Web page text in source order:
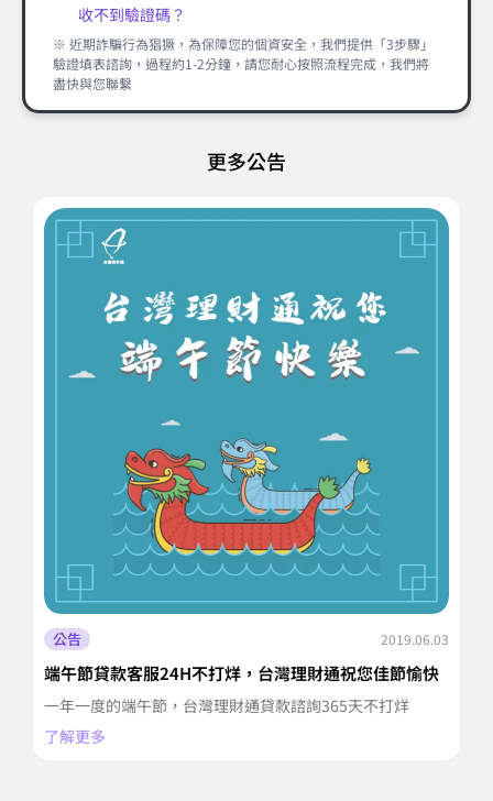
收不到驗證碼？
※ 近期詐騙行為猖獗，為保障您的個資安全，我們提供「3步驟」
驗證填表諮詢，過程約1-2分鐘，請您耐心按照流程完成，我們將
盡快與您聯繫
更多公告
公告 2019.06.03
端午節貸款客服24H不打烊，台灣理財通祝您佳節愉快
一年一度的端午節，台灣理財通貸款諮詢365天不打烊
了解更多